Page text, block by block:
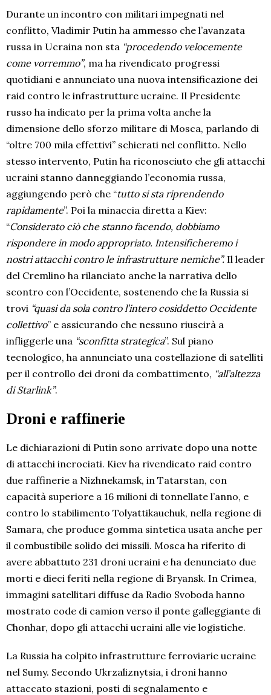
Durante un incontro con militari impegnati nel
conflitto, Vladimir Putin ha ammesso che l’avanzata
russa in Ucraina non sta “procedendo velocemente
come vorremmo”, ma ha rivendicato progressi
quotidiani e annunciato una nuova intensificazione dei
raid contro le infrastrutture ucraine. Il Presidente
russo ha indicato per la prima volta anche la
dimensione dello sforzo militare di Mosca, parlando di
“oltre 700 mila effettivi” schierati nel conflitto. Nello
stesso intervento, Putin ha riconosciuto che gli attacchi
ucraini stanno danneggiando l’economia russa,
aggiungendo però che “tutto si sta riprendendo
rapidamente”. Poi la minaccia diretta a Kiev:
“Considerato ciò che stanno facendo, dobbiamo
rispondere in modo appropriato. Intensificheremo i
nostri attacchi contro le infrastrutture nemiche”. Il leader
del Cremlino ha rilanciato anche la narrativa dello
scontro con l’Occidente, sostenendo che la Russia si
trovi “quasi da sola contro l’intero cosiddetto Occidente
collettivo” e assicurando che nessuno riuscirà a
infliggerle una “sconfitta strategica”. Sul piano
tecnologico, ha annunciato una costellazione di satelliti
per il controllo dei droni da combattimento, “all’altezza
di Starlink”.
Droni e raffinerie
Le dichiarazioni di Putin sono arrivate dopo una notte
di attacchi incrociati. Kiev ha rivendicato raid contro
due raffinerie a Nizhnekamsk, in Tatarstan, con
capacità superiore a 16 milioni di tonnellate l’anno, e
contro lo stabilimento Tolyattikauchuk, nella regione di
Samara, che produce gomma sintetica usata anche per
il combustibile solido dei missili. Mosca ha riferito di
avere abbattuto 231 droni ucraini e ha denunciato due
morti e dieci feriti nella regione di Bryansk. In Crimea,
immagini satellitari diffuse da Radio Svoboda hanno
mostrato code di camion verso il ponte galleggiante di
Chonhar, dopo gli attacchi ucraini alle vie logistiche.
La Russia ha colpito infrastrutture ferroviarie ucraine
nel Sumy. Secondo Ukrzaliznytsia, i droni hanno
attaccato stazioni, posti di segnalamento e